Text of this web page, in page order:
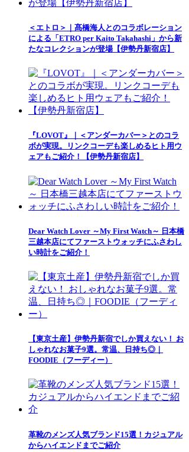
＜エトロ＞｜髙橋海人とのコラボレーション
による「ETRO per Kaito Takahashi」から新
たなコレクションが登場【伊勢丹新宿店】
『LOVOT』｜＜アンダーカバー＞とのコラ
ボが実現。リンクコーデも楽しめるヒト用ウ
ェアもご紹介！【伊勢丹新宿店】
Dear Watch Lover ～My First Watch～ 日本橋
三越本店にてファーストウォッチにふさわし
い時計をご紹介！
【東京土産】伊勢丹新宿でしか買えない！ お
しゃれなお菓子9選。常温、日持ち◎｜
FOODIE（フーディー）
革靴のメンズ人気ブランド15選！カジュアル
からハイエンドまでご紹介